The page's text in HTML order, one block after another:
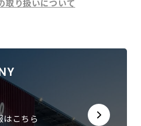
取り扱いについて
はこちら